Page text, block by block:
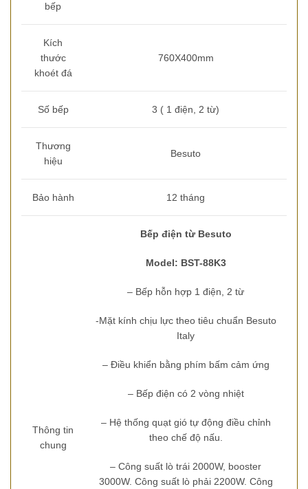
bếp
Kích
thước
khoét đá
760X400mm
Số bếp 3 ( 1 điện, 2 từ)
Thương
hiệu
Besuto
Bảo hành 12 tháng
Thông tin
chung
Bếp điện từ Besuto
Model: BST-88K3
– Bếp hỗn hợp 1 điện, 2 từ
-Mặt kính chịu lực theo tiêu chuẩn Besuto
Italy
– Điều khiển bằng phím bấm cảm ứng
– Bếp điện có 2 vòng nhiệt
– Hệ thống quạt gió tự động điều chỉnh
theo chế độ nấu.
– Công suất lò trái 2000W, booster
3000W. Công suất lò phải 2200W. Công